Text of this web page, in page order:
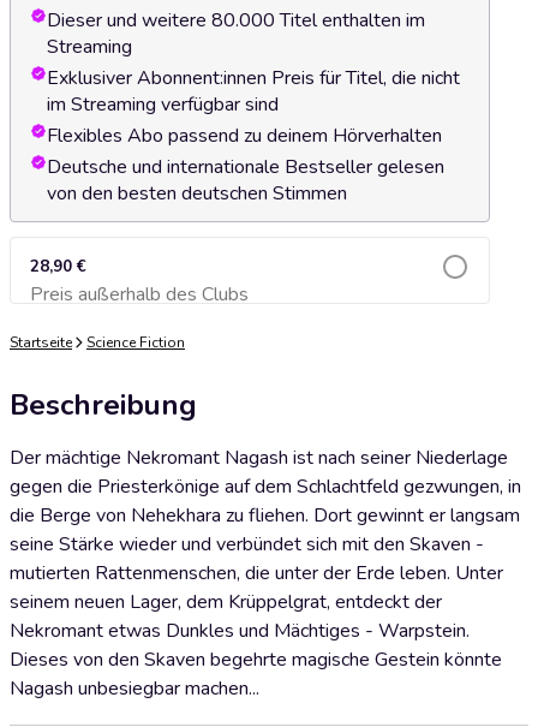
Dieser und weitere 80.000 Titel enthalten im
Streaming
Exklusiver Abonnent:innen Preis für Titel, die nicht
im Streaming verfügbar sind
Flexibles Abo passend zu deinem Hörverhalten
Deutsche und internationale Bestseller gelesen
von den besten deutschen Stimmen
28,90 €
Preis außerhalb des ClubsZum Warenkorb hinzufügen
Startseite Science Fiction
Beschreibung
Der mächtige Nekromant Nagash ist nach seiner Niederlage
gegen die Priesterkönige auf dem Schlachtfeld gezwungen, in
die Berge von Nehekhara zu fliehen. Dort gewinnt er langsam
seine Stärke wieder und verbündet sich mit den Skaven -
mutierten Rattenmenschen, die unter der Erde leben. Unter
seinem neuen Lager, dem Krüppelgrat, entdeckt der
Nekromant etwas Dunkles und Mächtiges - Warpstein.
Dieses von den Skaven begehrte magische Gestein könnte
Nagash unbesiegbar machen...